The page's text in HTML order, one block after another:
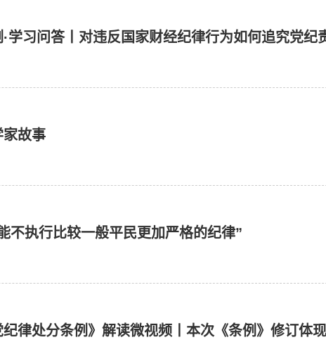
学习问答丨对违反国家财经纪律行为如何追究党纪
家故事
不执行比较一般平民更加严格的纪律”
纪律处分条例》解读微视频丨本次《条例》修订体